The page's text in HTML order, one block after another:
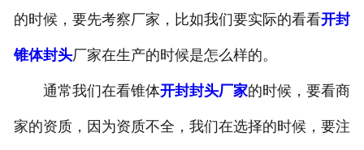
的时候，要先考察厂家，比如我们要实际的看看开封
锥体封头厂家在生产的时候是怎么样的。
通常我们在看锥体开封封头厂家的时候，要看商
家的资质，因为资质不全，我们在选择的时候，要注